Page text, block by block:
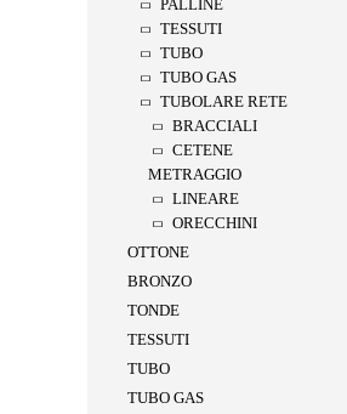
PALLINE
TESSUTI
TUBO
TUBO GAS
TUBOLARE RETE
BRACCIALI
CETENE
METRAGGIO
LINEARE
ORECCHINI
OTTONE
BRONZO
TONDE
TESSUTI
TUBO
TUBO GAS